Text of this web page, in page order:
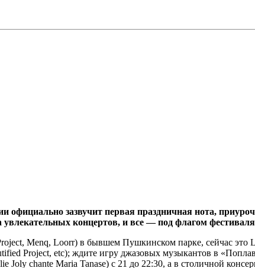
официально зазвучит первая праздничная нота,
концертов, и все — под флагом
Menq, Loorr) в бывшем Пушкинском парке, сейчас это
Project, etc); ждите игру джазовых музыкантов в
Joly chante Maria Tanase) с 21 до 22:30, а в столичной